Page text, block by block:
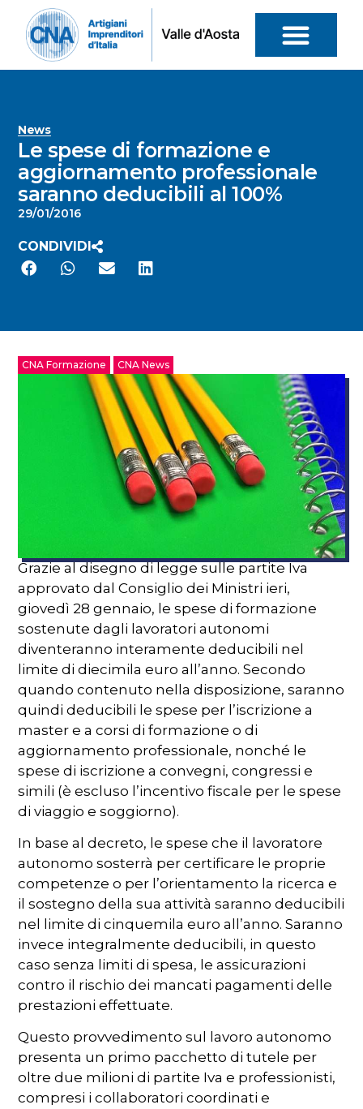
News
Le spese di formazione e
aggiornamento professionale
saranno deducibili al 100%
29/01/2016
CONDIVIDI
CNA Formazione CNA News
Grazie al disegno di legge sulle partite Iva
approvato dal Consiglio dei Ministri ieri,
giovedì 28 gennaio, le spese di formazione
sostenute dagli lavoratori autonomi
diventeranno interamente deducibili nel
limite di diecimila euro all’anno. Secondo
quando contenuto nella disposizione, saranno
quindi deducibili le spese per l’iscrizione a
master e a corsi di formazione o di
aggiornamento professionale, nonché le
spese di iscrizione a convegni, congressi e
simili (è escluso l’incentivo fiscale per le spese
di viaggio e soggiorno).
In base al decreto, le spese che il lavoratore
autonomo sosterrà per certificare le proprie
competenze o per l’orientamento la ricerca e
il sostegno della sua attività saranno deducibili
nel limite di cinquemila euro all’anno. Saranno
invece integralmente deducibili, in questo
caso senza limiti di spesa, le assicurazioni
contro il rischio dei mancati pagamenti delle
prestazioni effettuate.
Questo provvedimento sul lavoro autonomo
presenta un primo pacchetto di tutele per
oltre due milioni di partite Iva e professionisti,
compresi i collaboratori coordinati e